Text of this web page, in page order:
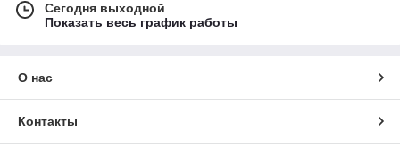
Сегодня выходной
Показать весь график работы
О нас
Контакты